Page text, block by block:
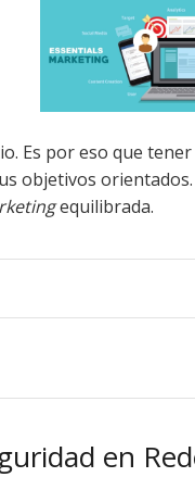
Es por eso que
objetivos orientados.
equilibrada.
en